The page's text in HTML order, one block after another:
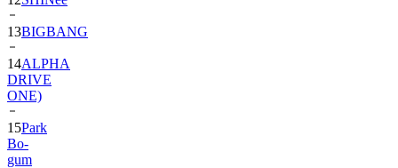
13BIGBANG
14ALPHA
DRIVE
ONE)
15Park
Bo-
gum